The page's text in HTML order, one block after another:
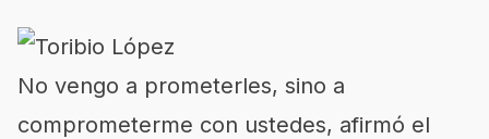
No vengo a prometerles, sino a
comprometerme con ustedes, afirmó el